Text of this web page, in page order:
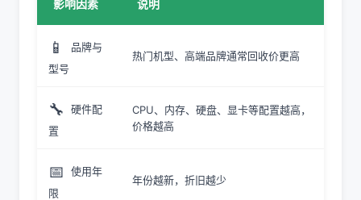
影响因素 说明
📱
品牌与
型号
热门机型、高端品牌通常回收价更高
🔧
硬件配
置
CPU、内存、硬盘、显卡等配置越高，
价格越高
📅
使用年
限
年份越新，折旧越少